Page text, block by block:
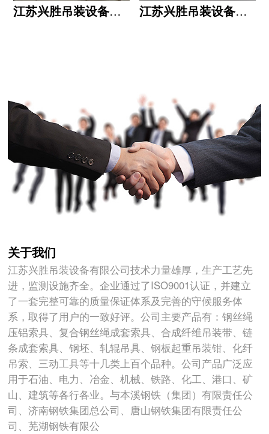
江苏兴胜吊装设备有限公司五大透明 江苏兴胜吊装设备有限公司运作模式
关于我们
江苏兴胜吊装设备有限公司技术力量雄厚，生产工艺先
进，监测设施齐全。企业通过了ISO9001认证，并建立
了一套完整可靠的质量保证体系及完善的守候服务体
系，取得了用户的一致好评。公司主要产品有：钢丝绳
压铝索具、复合钢丝绳成套索具、合成纤维吊装带、链
条成套索具、钢坯、轧辊吊具、钢板起重吊装钳、化纤
吊索、三动工具等十几类上百个品种。公司产品广泛应
用于石油、电力、冶金、机械、铁路、化工、港口、矿
山、建筑等各行各业。与本溪钢铁（集团）有限责任公
司、济南钢铁集团总公司、唐山钢铁集团有限责任公
司、芜湖钢铁有限公